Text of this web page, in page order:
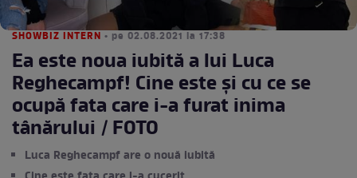
SHOWBIZ INTERN • pe 02.08.2021 la 17:38
Ea este noua iubită a lui Luca
Reghecampf! Cine este și cu ce se
ocupă fata care i-a furat inima
tânărului / FOTO
Luca Reghecampf are o nouă iubită